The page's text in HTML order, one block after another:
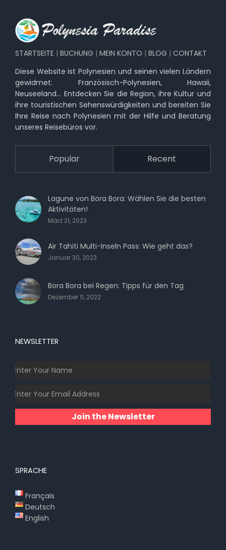
STARTSEITE | BUCHUNG | MEIN KONTO | BLOG | CONTAKT
Diese Website ist Polynesien und seinen vielen Ländern
gewidmet: Französisch-Polynesien, Hawaii,
Neuseeland… Entdecken Sie die Region, ihre Kultur und
ihre touristischen Sehenswürdigkeiten und bereiten Sie
Ihre Reise nach Polynesien mit der Hilfe und Beratung
unseres Reisebüros vor.
Popular Recent
Lagune von Bora Bora: Wählen Sie die besten
Aktivitäten!
März 31, 2023
Air Tahiti Multi-Inseln Pass: Wie geht das?
Januar 30, 2023
Bora Bora bei Regen: Tipps für den Tag
Dezember 11, 2022
NEWSLETTER
Join the Newsletter
SPRACHE
Français
Deutsch
English